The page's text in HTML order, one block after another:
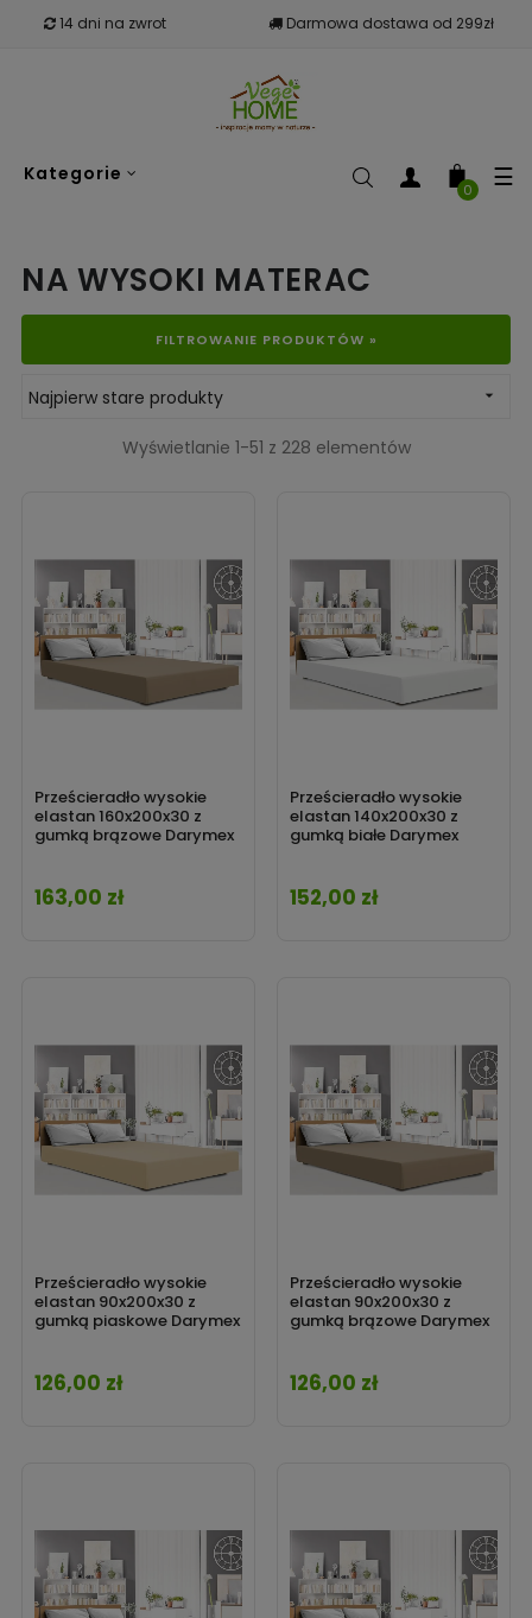
14 dni na zwrot Darmowa dostawa od 299zł
Kategorie ☰
0
NA WYSOKI MATERAC
FILTROWANIE PRODUKTÓW »
Najpierw stare produkty 
Wyświetlanie 1-51 z 228 elementów
Prześcieradło wysokie
elastan 160x200x30 z
gumką brązowe Darymex
Cena
163,00 zł
Prześcieradło wysokie
elastan 140x200x30 z
gumką białe Darymex
Cena
152,00 zł
Prześcieradło wysokie
elastan 90x200x30 z
gumką piaskowe Darymex
Cena
126,00 zł
Prześcieradło wysokie
elastan 90x200x30 z
gumką brązowe Darymex
Cena
126,00 zł